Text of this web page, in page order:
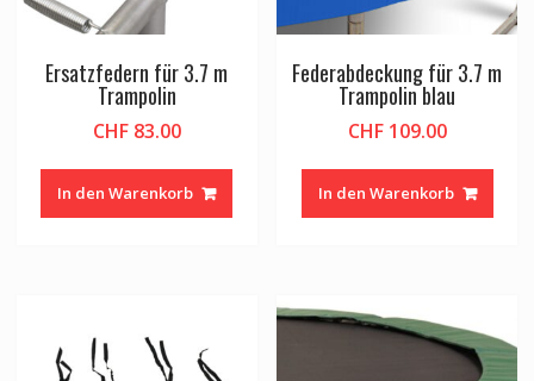
Ersatzfedern für 3.7 m
Trampolin
CHF83.00
In den Warenkorb
Federabdeckung für 3.7 m
Trampolin blau
CHF109.00
In den Warenkorb